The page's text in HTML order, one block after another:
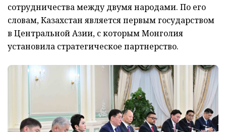
сотрудничества между двумя народами. По его
словам, Казахстан является первым государством
в Центральной Азии, с которым Монголия
установила стратегическое партнерство.